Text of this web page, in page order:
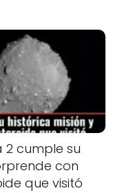
2 cumple su
con
que visitó